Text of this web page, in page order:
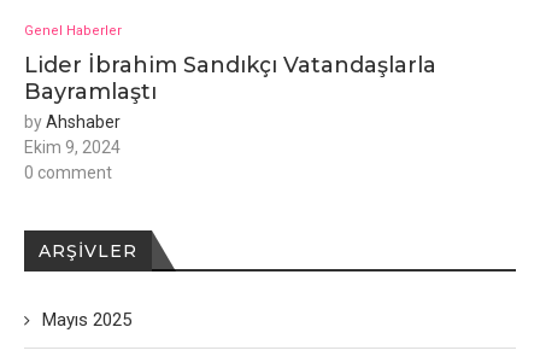
Genel Haberler
Lider İbrahim Sandıkçı Vatandaşlarla
Bayramlaştı
byAhshaber
Ekim 9, 2024
0 comment
ARŞIVLER
Mayıs 2025